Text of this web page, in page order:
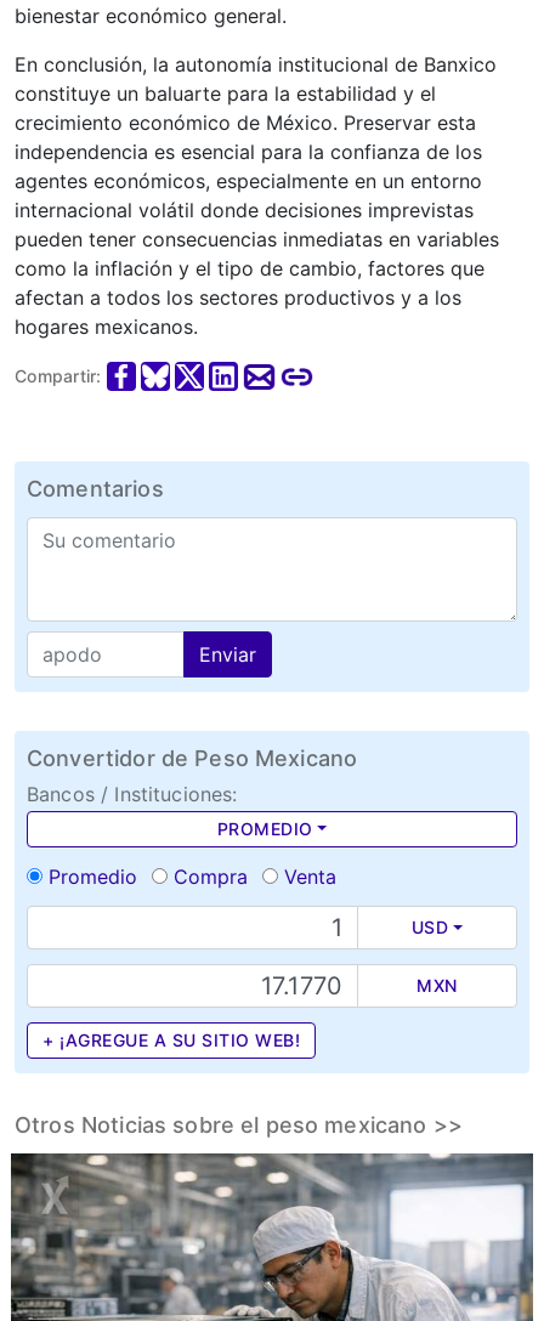
bienestar económico general.
En conclusión, la autonomía institucional de Banxico
constituye un baluarte para la estabilidad y el
crecimiento económico de México. Preservar esta
independencia es esencial para la confianza de los
agentes económicos, especialmente en un entorno
internacional volátil donde decisiones imprevistas
pueden tener consecuencias inmediatas en variables
como la inflación y el tipo de cambio, factores que
afectan a todos los sectores productivos y a los
hogares mexicanos.
Compartir:
Comentarios
Enviar
Convertidor de Peso Mexicano
Bancos / Instituciones:
PROMEDIO
Promedio Compra Venta
USD
MXN
+ ¡AGREGUE A SU SITIO WEB!
Otros Noticias sobre el peso mexicano >>